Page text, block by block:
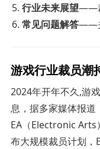
行业未来展望——
常见问题解答——
游戏行业裁员潮
2024年开年不久,游
息，据多家媒体报道
EA（Electronic Arts
布大规模裁员计划，